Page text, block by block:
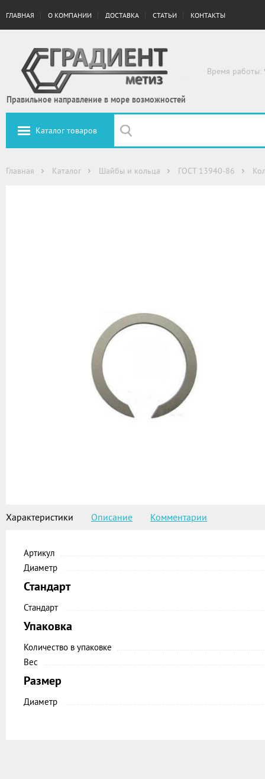
ГЛАВНАЯ О КОМПАНИИ ДОСТАВКА СТАТЬИ КОНТАКТЫ
Правильное направление в море возможностей
Время работы:
Каталог товаров
Главная Каталог Шайбы и кольца ГОСТ 13940-86
Характеристики Описание Комментарии
Артикул
Диаметр
Стандарт
Стандарт
Упаковка
Количество в упаковке
Вес
Размер
Диаметр